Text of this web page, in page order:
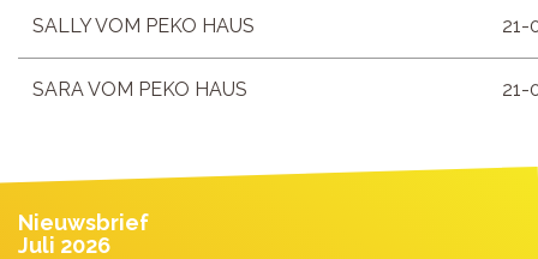
SALLY VOM PEKO HAUS 21-
SARA VOM PEKO HAUS 21-
Nieuwsbrief
Juli 2026